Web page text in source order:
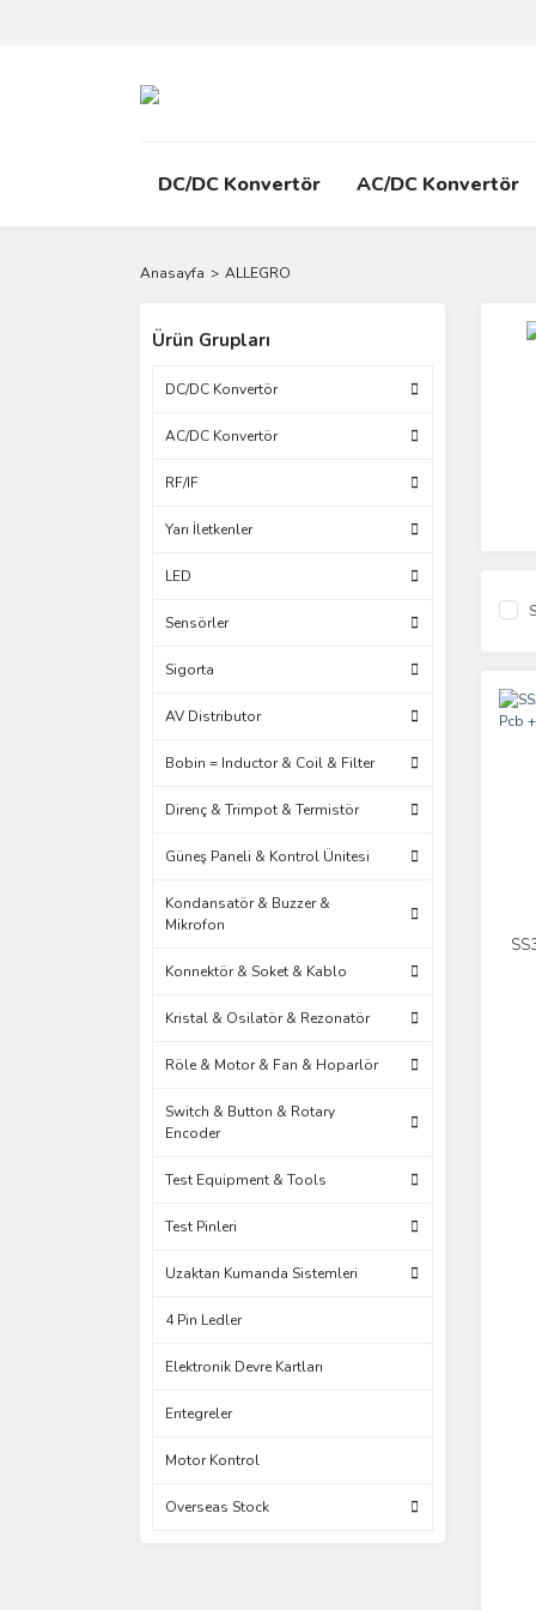
DC/DC Konvertör AC/DC Konvertör
Anasayfa ALLEGRO
Ürün Grupları
DC/DC Konvertör
AC/DC Konvertör
RF/IF
Yarı İletkenler
LED
Sensörler
Sigorta
AV Distributor
Bobin = Inductor & Coil & Filter
Direnç & Trimpot & Termistör
Güneş Paneli & Kontrol Ünitesi
Kondansatör & Buzzer &
Mikrofon
Konnektör & Soket & Kablo
Kristal & Osilatör & Rezonatör
Röle & Motor & Fan & Hoparlör
Switch & Button & Rotary
Encoder
Test Equipment & Tools
Test Pinleri
Uzaktan Kumanda Sistemleri
4 Pin Ledler
Elektronik Devre Kartları
Entegreler
Motor Kontrol
Overseas Stock